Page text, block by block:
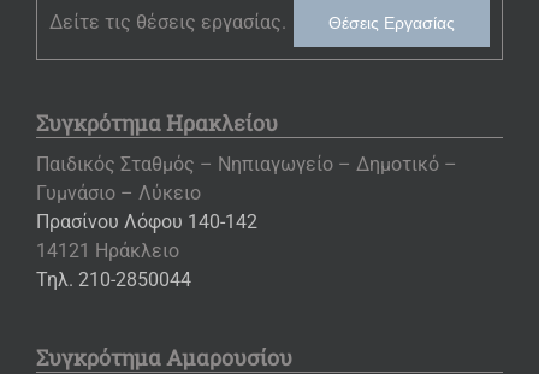
Δείτε τις θέσεις εργασίας. Θέσεις Εργασίας
Συγκρότημα Ηρακλείου
Παιδικός Σταθμός – Νηπιαγωγείο – Δημοτικό –
Γυμνάσιο – Λύκειο
Πρασίνου Λόφου 140-142
14121 Ηράκλειο
Τηλ. 210-2850044
Συγκρότημα Αμαρουσίου